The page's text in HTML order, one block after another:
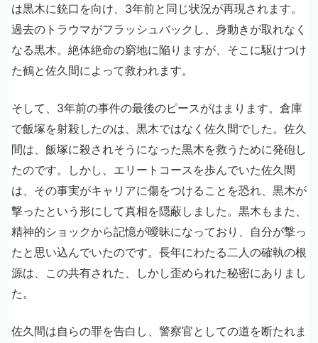
は黒木に銃口を向け、3年前と同じ状況が再現されます。
過去のトラウマがフラッシュバックし、身動きが取れなく
なる黒木。絶体絶命の窮地に陥りますが、そこに駆けつけ
た鶴と佐久間によって救われます。
そして、3年前の事件の最後のピースがはまります。倉庫
で飯塚を射殺したのは、黒木ではなく佐久間でした。佐久
間は、飯塚に殺されそうになった黒木を救うために発砲し
たのです。しかし、エリートコースを歩んでいた佐久間
は、その事実がキャリアに傷をつけることを恐れ、黒木が
撃ったという形にして真相を隠蔽しました。黒木もまた、
精神的ショックから記憶が曖昧になっており、自分が撃っ
たと思い込んでいたのです。長年にわたる二人の確執の根
源は、この共有された、しかし歪められた秘密にありまし
た。
佐久間は自らの罪を告白し、警察官としての道を断たれま